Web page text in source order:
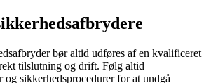
bør altid udføres af en kvalificeret
tilslutning og drift. Følg altid
og sikkerhedsprocedurer for at undgå